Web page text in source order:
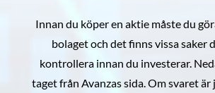
Innan du köper en aktie måste du
bolaget och det finns vissa saker
kontrollera innan du investerar.
taget från Avanzas sida. Om svaret är